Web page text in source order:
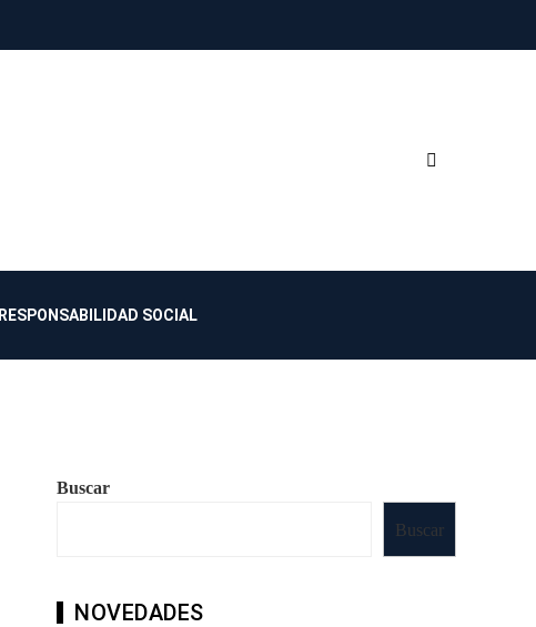
RESPONSABILIDAD SOCIAL
Buscar
Buscar
NOVEDADES